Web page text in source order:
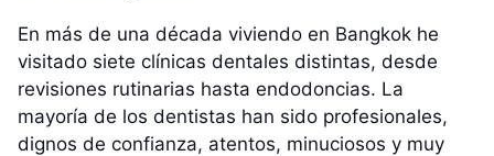
En más de una década viviendo en Bangkok he
visitado siete clínicas dentales distintas, desde
revisiones rutinarias hasta endodoncias. La
mayoría de los dentistas han sido profesionales,
dignos de confianza, atentos, minuciosos y muy